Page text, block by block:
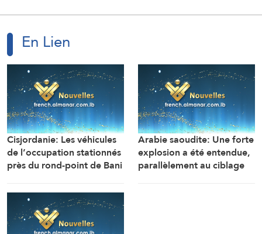
En Lien
Cisjordanie: Les véhicules
de l’occupation stationnés
près du rond-point de Bani
de Khan Younès, ouvrent
un feu nourri en direction
des maisons et des tentes
des citoyens
Arabie saoudite: Une forte
explosion a été entendue,
parallèlement au ciblage